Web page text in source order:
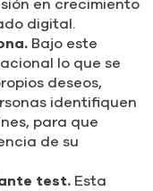
en crecimiento
digital.
Bajo este
lo que se
deseos,
identifiquen
para que
de su
test. Esta